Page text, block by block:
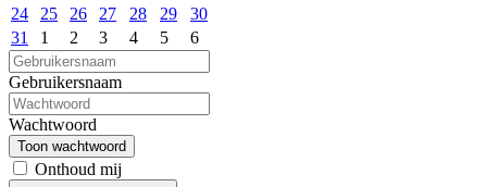
24
25 26 27 28 29
30
31
1 2 3 4 5 6
Gebruikersnaam
Wachtwoord
Toon wachtwoord
Onthoud mij